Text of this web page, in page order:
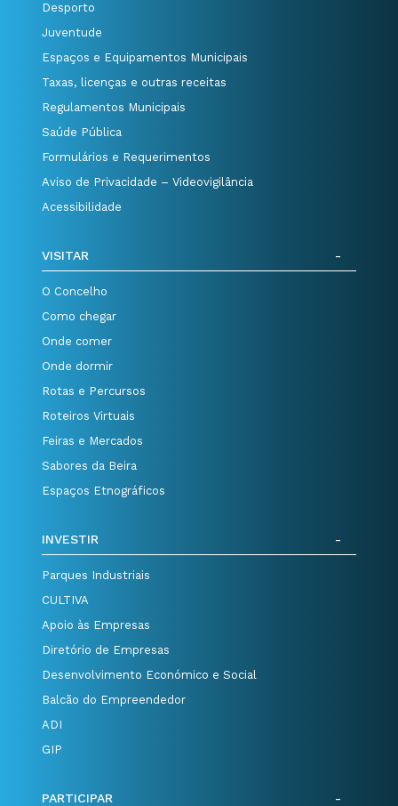
Desporto
Juventude
Espaços e Equipamentos Municipais
Taxas, licenças e outras receitas
Regulamentos Municipais
Saúde Pública
Formulários e Requerimentos
Aviso de Privacidade – Videovigilância
Acessibilidade
VISITAR
O Concelho
Como chegar
Onde comer
Onde dormir
Rotas e Percursos
Roteiros Virtuais
Feiras e Mercados
Sabores da Beira
Espaços Etnográficos
INVESTIR
Parques Industriais
CULTIVA
Apoio às Empresas
Diretório de Empresas
Desenvolvimento Económico e Social
Balcão do Empreendedor
ADI
GIP
PARTICIPAR